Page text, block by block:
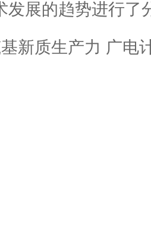
发展的趋势进行了